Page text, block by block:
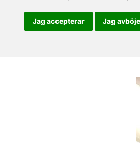
Jag accepterar Jag